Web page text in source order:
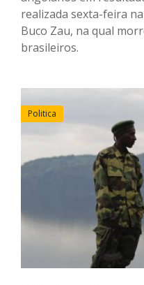
realizada sexta-feira
Buco Zau, na qual
brasileiros.
Politica